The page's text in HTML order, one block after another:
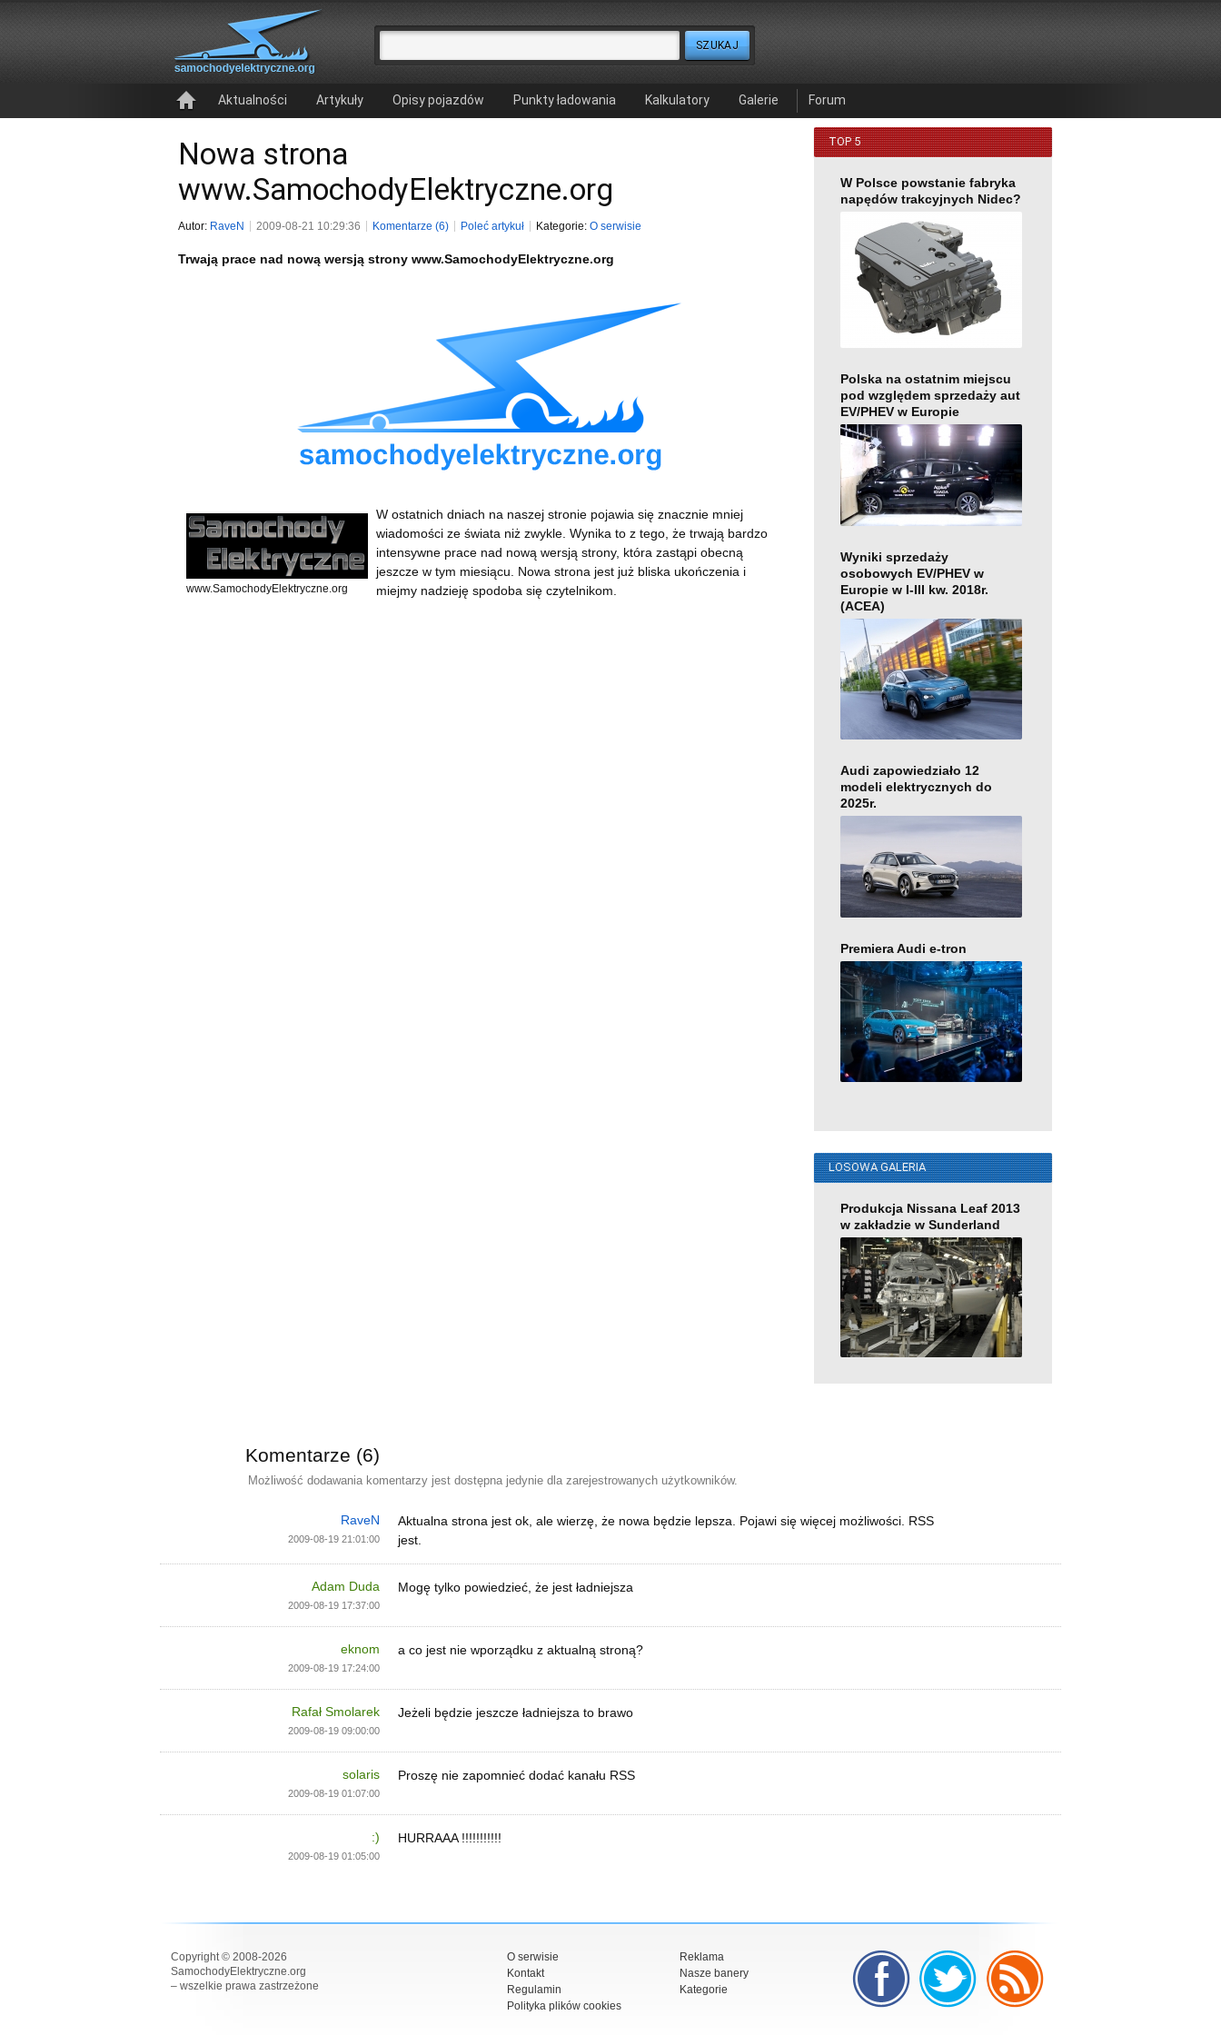
Aktualności Artykuły Opisy pojazdów Punkty ładowania Kalkulatory Galerie Forum
Nowa strona
www.SamochodyElektryczne.org
Autor: RaveN 2009-08-21 10:29:36 Komentarze (6) Poleć artykuł Kategorie: O serwisie
Trwają prace nad nową wersją strony www.SamochodyElektryczne.org
www.SamochodyElektryczne.org
W ostatnich dniach na naszej stronie pojawia się znacznie mniej
wiadomości ze świata niż zwykle. Wynika to z tego, że trwają bardzo
intensywne prace nad nową wersją strony, która zastąpi obecną
jeszcze w tym miesiącu. Nowa strona jest już bliska ukończenia i
miejmy nadzieję spodoba się czytelnikom.
TOP 5
W Polsce powstanie fabryka
napędów trakcyjnych Nidec?
Polska na ostatnim miejscu
pod względem sprzedaży aut
EV/PHEV w Europie
Wyniki sprzedaży
osobowych EV/PHEV w
Europie w I-III kw. 2018r.
(ACEA)
Audi zapowiedziało 12
modeli elektrycznych do
2025r.
Premiera Audi e-tron
LOSOWA GALERIA
Produkcja Nissana Leaf 2013
w zakładzie w Sunderland
Komentarze (6)
Możliwość dodawania komentarzy jest dostępna jedynie dla zarejestrowanych użytkowników.
RaveN
2009-08-19 21:01:00
Aktualna strona jest ok, ale wierzę, że nowa będzie lepsza. Pojawi się więcej możliwości. RSS
jest.
Adam Duda
2009-08-19 17:37:00
Mogę tylko powiedzieć, że jest ładniejsza
eknom
2009-08-19 17:24:00
a co jest nie wporządku z aktualną stroną?
Rafał Smolarek
2009-08-19 09:00:00
Jeżeli będzie jeszcze ładniejsza to brawo
solaris
2009-08-19 01:07:00
Proszę nie zapomnieć dodać kanału RSS
:)
2009-08-19 01:05:00
HURRAAA !!!!!!!!!!!
Copyright © 2008-2026
SamochodyElektryczne.org
– wszelkie prawa zastrzeżone
O serwisie
Kontakt
Regulamin
Polityka plików cookies
Reklama
Nasze banery
Kategorie